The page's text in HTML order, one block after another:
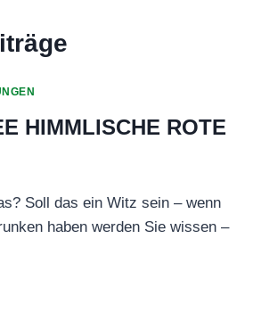
HIMMLISCHE ROTE
Soll das ein Witz sein – wenn
haben werden Sie wissen –